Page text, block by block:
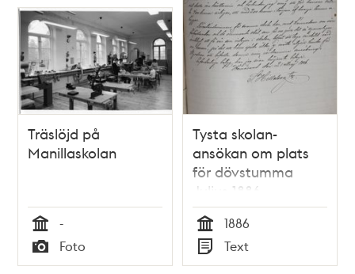
Träslöjd på
Manillaskolan
Tid
-
Typ
Foto
Tysta skolan-
ansökan om plats
för dövstumma
Julius 1886
Tid
1886
Typ
Text